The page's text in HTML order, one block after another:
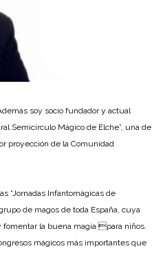
soy socio fundador y actual
Semicírculo Mágico de Elche”, una de
proyección de la Comunidad
“Jornadas Infantomágicas de
de magos de toda España, cuya
la buena magia para niños.
mágicos más importantes que